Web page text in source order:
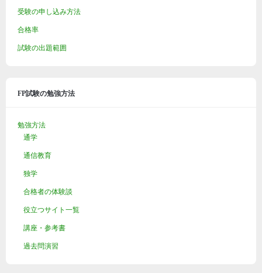
受験の申し込み方法
合格率
試験の出題範囲
FP試験の勉強方法
勉強方法
通学
通信教育
独学
合格者の体験談
役立つサイト一覧
講座・参考書
過去問演習